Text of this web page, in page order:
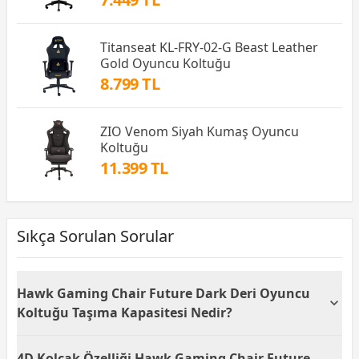
Titanseat KL-FRY-02-G Beast Leather
Gold Oyuncu Koltuğu
8.799 TL
ZIO Venom Siyah Kumaş Oyuncu
Koltuğu
11.399 TL
Sıkça Sorulan Sorular
Hawk Gaming Chair Future Dark Deri Oyuncu
Koltuğu Taşıma Kapasitesi Nedir?